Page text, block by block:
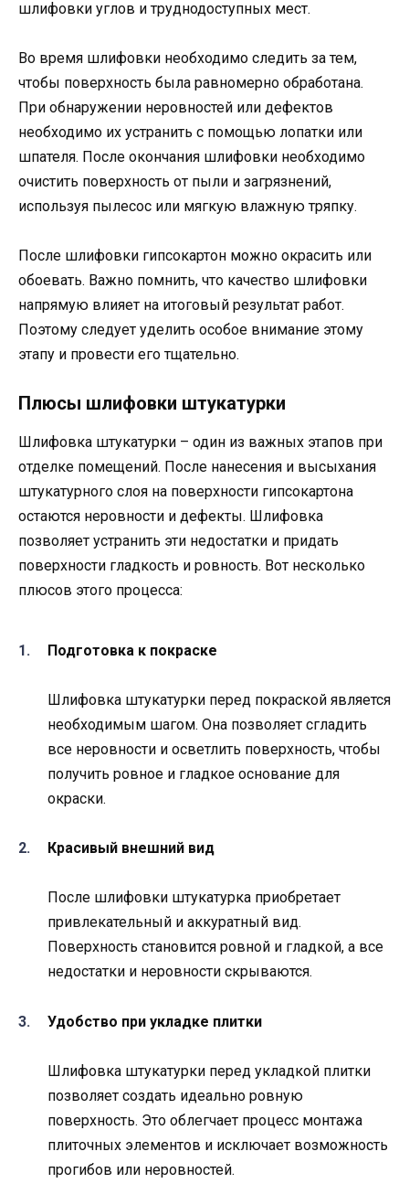
шлифовки углов и труднодоступных мест.
Во время шлифовки необходимо следить за тем,
чтобы поверхность была равномерно обработана.
При обнаружении неровностей или дефектов
необходимо их устранить с помощью лопатки или
шпателя. После окончания шлифовки необходимо
очистить поверхность от пыли и загрязнений,
используя пылесос или мягкую влажную тряпку.
После шлифовки гипсокартон можно окрасить или
обоевать. Важно помнить, что качество шлифовки
напрямую влияет на итоговый результат работ.
Поэтому следует уделить особое внимание этому
этапу и провести его тщательно.
Плюсы шлифовки штукатурки
Шлифовка штукатурки – один из важных этапов при
отделке помещений. После нанесения и высыхания
штукатурного слоя на поверхности гипсокартона
остаются неровности и дефекты. Шлифовка
позволяет устранить эти недостатки и придать
поверхности гладкость и ровность. Вот несколько
плюсов этого процесса:
Подготовка к покраске
Шлифовка штукатурки перед покраской является
необходимым шагом. Она позволяет сгладить
все неровности и осветлить поверхность, чтобы
получить ровное и гладкое основание для
окраски.
Красивый внешний вид
После шлифовки штукатурка приобретает
привлекательный и аккуратный вид.
Поверхность становится ровной и гладкой, а все
недостатки и неровности скрываются.
Удобство при укладке плитки
Шлифовка штукатурки перед укладкой плитки
позволяет создать идеально ровную
поверхность. Это облегчает процесс монтажа
плиточных элементов и исключает возможность
прогибов или неровностей.